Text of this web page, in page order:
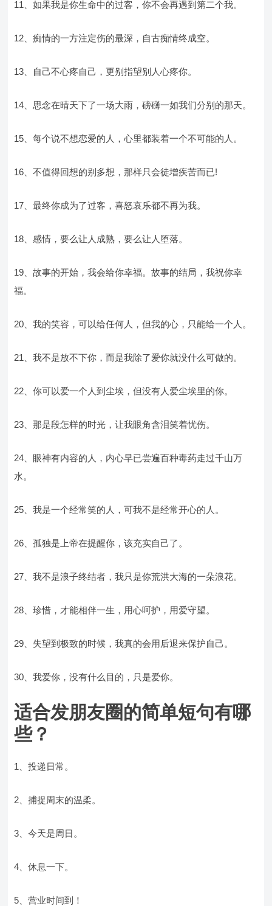
11、如果我是你生命中的过客，你不会再遇到第二个我。
12、痴情的一方注定伤的最深，自古痴情终成空。
13、自己不心疼自己，更别指望别人心疼你。
14、思念在晴天下了一场大雨，磅礴一如我们分别的那天。
15、每个说不想恋爱的人，心里都装着一个不可能的人。
16、不值得回想的别多想，那样只会徒增疾苦而已!
17、最终你成为了过客，喜怒哀乐都不再为我。
18、感情，要么让人成熟，要么让人堕落。
19、故事的开始，我会给你幸福。故事的结局，我祝你幸
福。
20、我的笑容，可以给任何人，但我的心，只能给一个人。
21、我不是放不下你，而是我除了爱你就没什么可做的。
22、你可以爱一个人到尘埃，但没有人爱尘埃里的你。
23、那是段怎样的时光，让我眼角含泪笑着忧伤。
24、眼神有内容的人，内心早已尝遍百种毒药走过千山万
水。
25、我是一个经常笑的人，可我不是经常开心的人。
26、孤独是上帝在提醒你，该充实自己了。
27、我不是浪子终结者，我只是你荒洪大海的一朵浪花。
28、珍惜，才能相伴一生，用心呵护，用爱守望。
29、失望到极致的时候，我真的会用后退来保护自己。
30、我爱你，没有什么目的，只是爱你。
适合发朋友圈的简单短句有哪
些？
1、投递日常。
2、捕捉周末的温柔。
3、今天是周日。
4、休息一下。
5、营业时间到！